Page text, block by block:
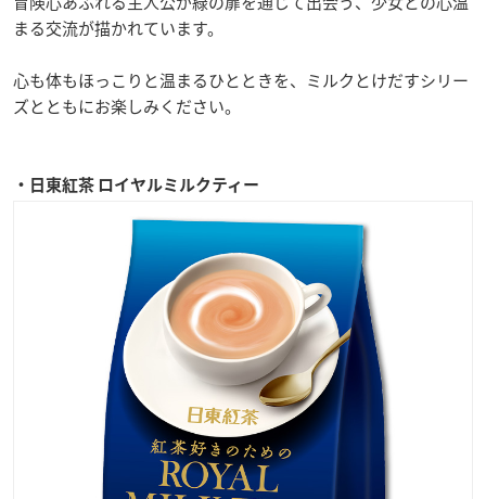
まる交流が描かれています。
心も体もほっこりと温まるひとときを、ミルクとけだすシリー
ズとともにお楽しみください。
・日東紅茶 ロイヤルミルクティー